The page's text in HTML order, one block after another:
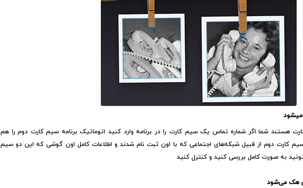
هستند شما اگر شماره تماس یک سیم کارت را در برنامه وارد کنید اتوماتیک برنامه سیم کارت دوم را هم
کارت دوم از قبیل شبکه‌های اجتماعی که با اون ثبت نام شدند و اطلاعات کامل اون گوشی که این دو سیم
به صورت کامل بررسی کنید و کنترل کنید
هک می‌شود